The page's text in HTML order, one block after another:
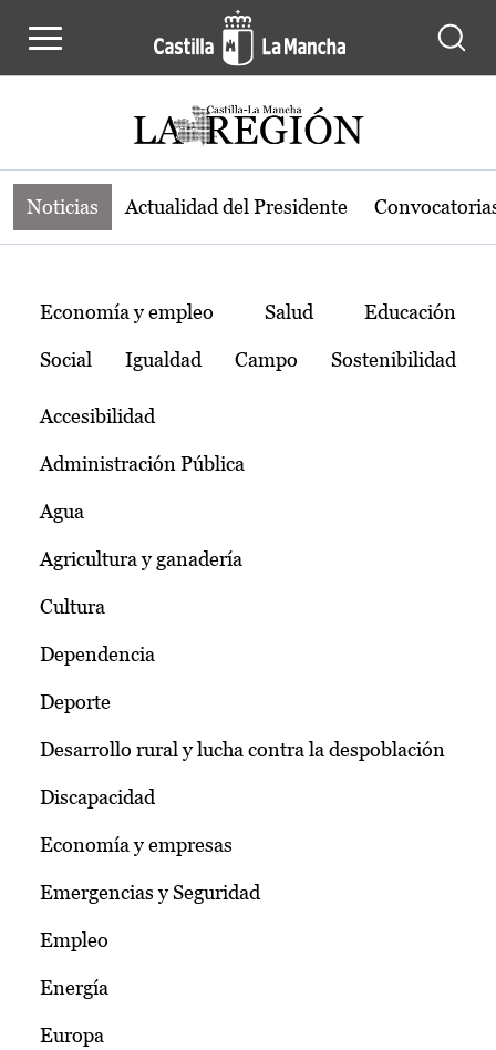
Noticias de la región de Castilla-La
Noticias Actualidad del Presidente
Temas
Economía y empleo Salud Educación
Social Igualdad Campo Sostenibilidad
Accesibilidad
Administración Pública
Agua
Agricultura y ganadería
Cultura
Dependencia
Deporte
Desarrollo rural y lucha contra la despoblación
Discapacidad
Economía y empresas
Emergencias y Seguridad
Empleo
Energía
Europa